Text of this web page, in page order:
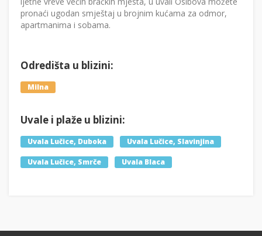
pronaći ugodan smještaj u brojnim kućama za odmor,
apartmanima i sobama.
Odredišta u blizini:
Milna
Uvale i plaže u blizini:
Uvala Lučice, Duboka Uvala Lučice, Slavinjina
Uvala Lučice, Smrče Uvala Blaca